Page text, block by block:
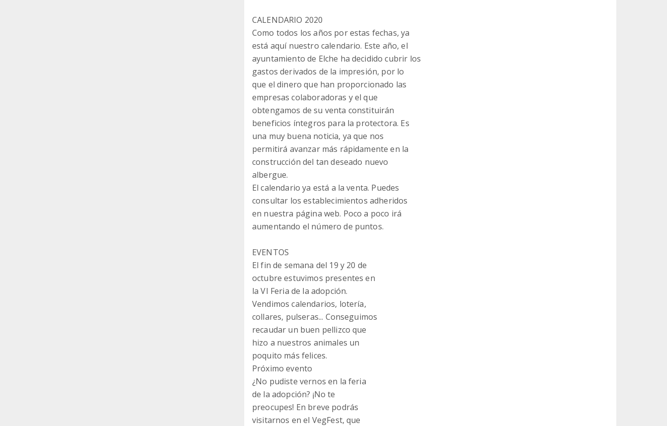
CALENDARIO 2020
Como todos los años por estas fechas, ya
está aquí nuestro calendario. Este año, el
ayuntamiento de Elche ha decidido cubrir los
gastos derivados de la impresión, por lo
que el dinero que han proporcionado las
empresas colaboradoras y el que
obtengamos de su venta constituirán
beneficios íntegros para la protectora. Es
una muy buena noticia, ya que nos
permitirá avanzar más rápidamente en la
construcción del tan deseado nuevo
albergue.
El calendario ya está a la venta. Puedes
consultar los establecimientos adheridos
en nuestra página web. Poco a poco irá
aumentando el número de puntos.
EVENTOS
El fin de semana del 19 y 20 de
octubre estuvimos presentes en
la VI Feria de la adopción.
Vendimos calendarios, lotería,
collares, pulseras... Conseguimos
recaudar un buen pellizco que
hizo a nuestros animales un
poquito más felices.
Próximo evento
¿No pudiste vernos en la feria
de la adopción? ¡No te
preocupes! En breve podrás
visitarnos en el VegFest, que